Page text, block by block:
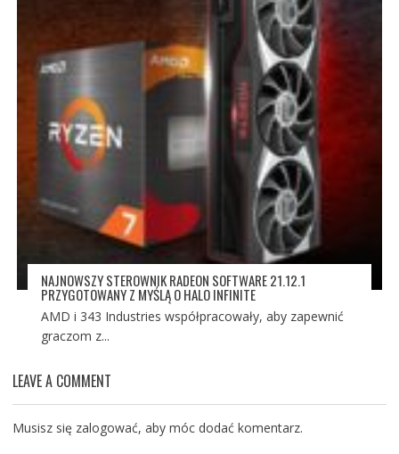
NAJNOWSZY STEROWNIK RADEON SOFTWARE 21.12.1
PRZYGOTOWANY Z MYŚLĄ O HALO INFINITE
AMD i 343 Industries współpracowały, aby zapewnić
graczom z...
LEAVE A COMMENT
Musisz się zalogować, aby móc dodać komentarz.